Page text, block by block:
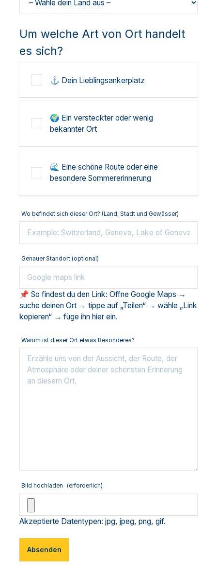
Um welche Art von Ort handelt
es sich?
⚓ Dein Lieblingsankerplatz
🌍 Ein versteckter oder wenig
bekannter Ort
🌊 Eine schöne Route oder eine
besondere Sommererinnerung
Wo befindet sich dieser Ort? (Land, Stadt und Gewässer)
Genauer Standort (optional)
📌 So findest du den Link: Öffne Google Maps →
suche deinen Ort → tippe auf „Teilen“ → wähle „Link
kopieren“ → füge ihn hier ein.
Warum ist dieser Ort etwas Besonderes?
Bild hochladen (erforderlich)
Akzeptierte Datentypen: jpg, jpeg, png, gif.
Absenden